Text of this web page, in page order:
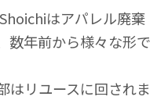
はアパレル廃棄
数年前から様々な形で
はリユースに回されま